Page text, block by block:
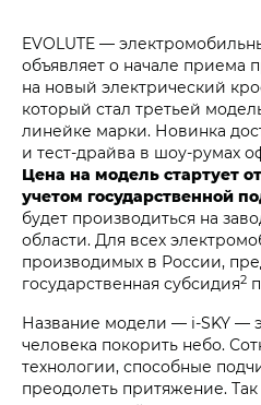
EVOLUTE —
объявляет о начале приема
на новый электрический
который стал третьей
линейке марки. Новинка
и тест-драйва в шоу-румах
Цена на модель стартует
учетом государственной
будет производиться на
области. Для всех
производимых в России,
государственная субсидия2
Название модели — i‑SKY —
человека покорить небо.
технологии, способные
преодолеть притяжение.